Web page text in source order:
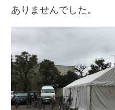
ありませんでした。